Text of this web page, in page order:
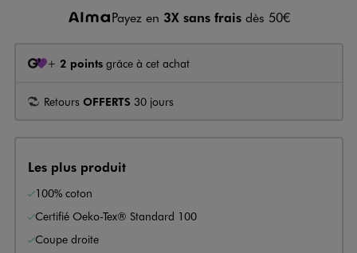
Payez en 3X sans frais dès 50€
+ 2 points grâce à cet achat
Retours OFFERTS 30 jours
Les plus produit
100% coton
Certifié Oeko-Tex® Standard 100
Coupe droite